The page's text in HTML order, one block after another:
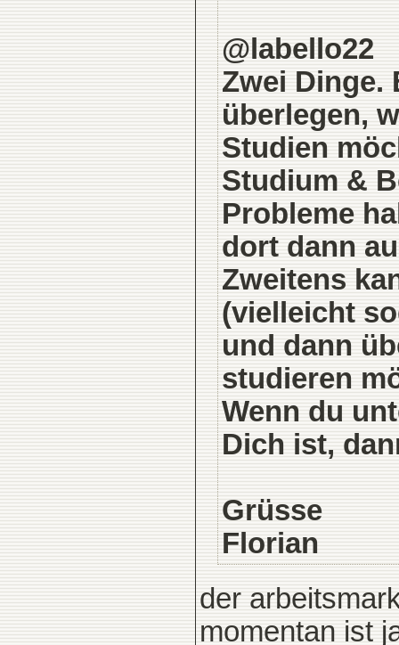
@labello22
Zwei Dinge.
überlegen,
Studien
Studium &
Probleme
dort dann
Zweitens
(vielleicht
und dann
studieren
Wenn du
Dich ist,
Grüsse
Florian
der
momentan ist